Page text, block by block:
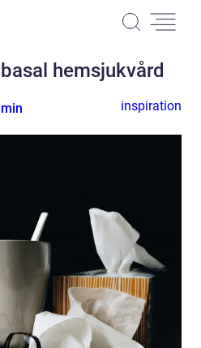
hemsjukvård
inspiration